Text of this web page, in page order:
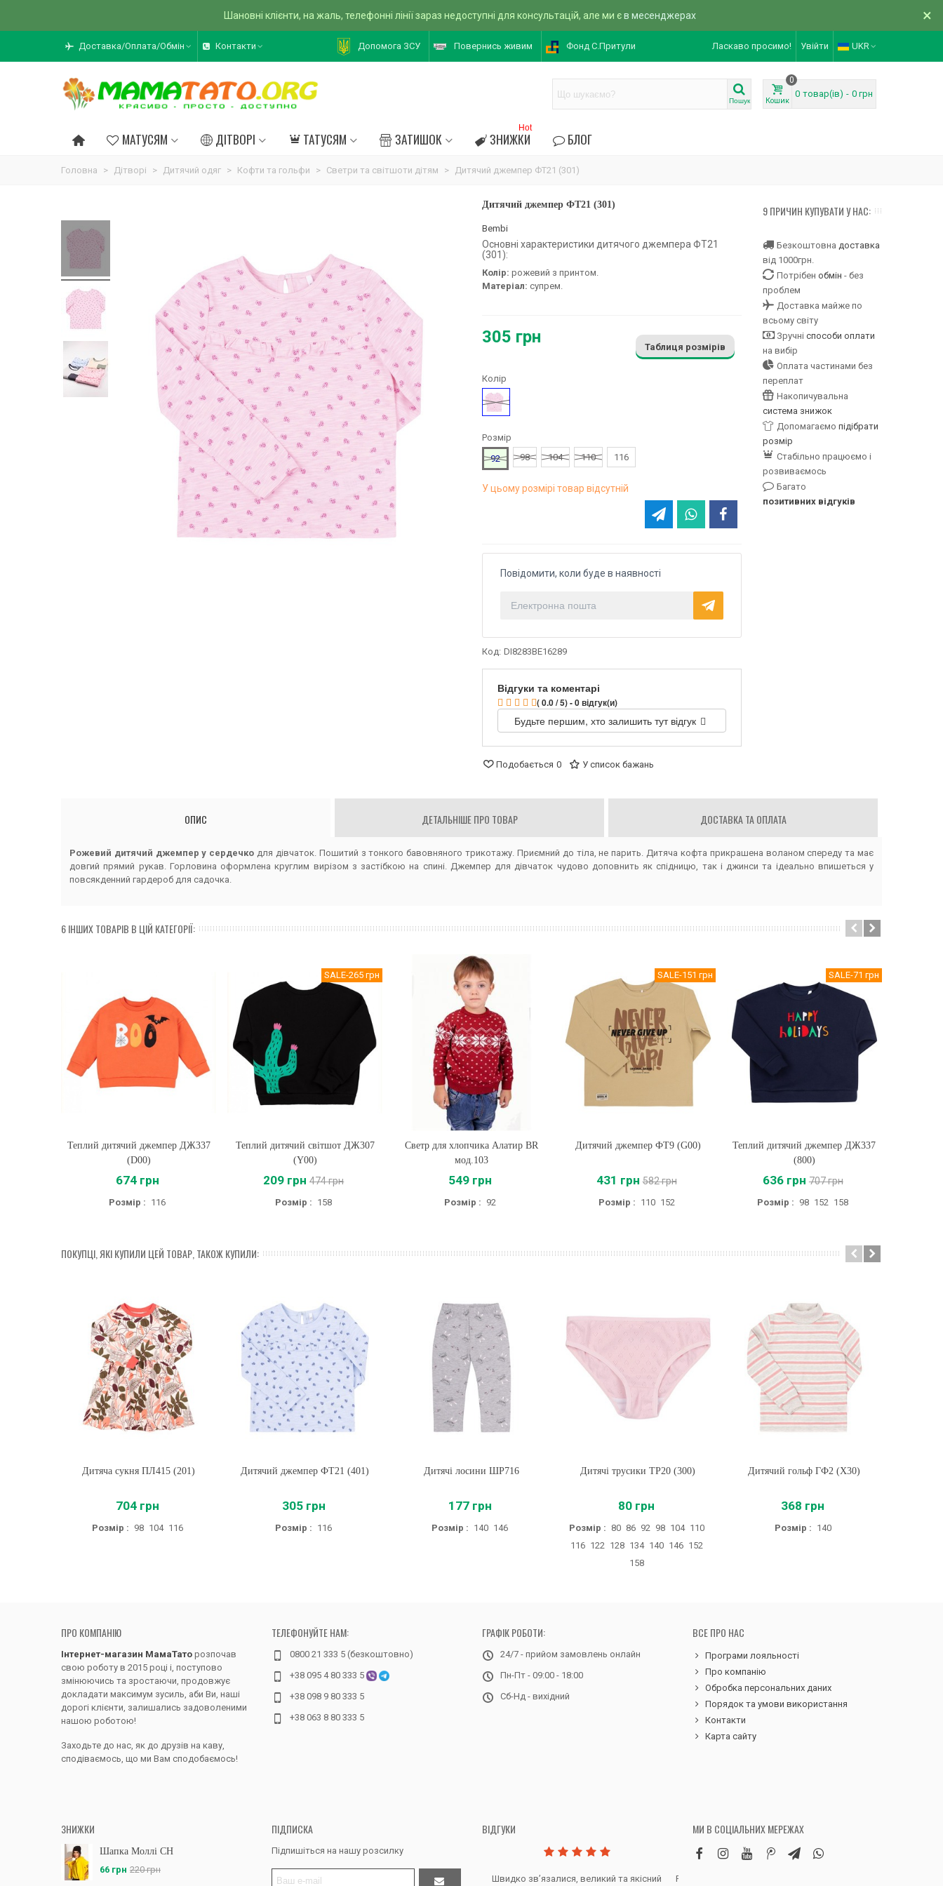
Шановні клієнти, на жаль, телефонні лінії зараз недоступні для консультацій, але ми єв месенджерах ×
Доставка/Оплата/Обмін Контакти Допомога ЗСУ Повернись живим Фонд С.Притули Ласкаво просимо! Увійти UKR
Пошук Кошик
0
0 товар(ів) - 0 грн
МАТУСЯМ ДІТВОРІ ТАТУСЯМ ЗАТИШОК ЗНИЖКИ
Hot
БЛОГ
Головна > Дітворі > Дитячий одяг > Кофти та гольфи > Светри та світшоти дітям > Дитячий джемпер ФТ21 (301)
Дитячий джемпер ФТ21 (301)
Bembi
Основні характеристики дитячого джемпера ФТ21
(301):
Колір: рожевий з принтом.
Матеріал: супрем.
305 грн
Таблиця розмірів
Колір
Рожевий
Розмір
92
98 104 110 116
У цьому розмірі товар відсутній
Повідомити, коли буде в наявності
Код: DI8283BE16289
Відгуки та коментарі
( 0.0 / 5) - 0 відгук(и)
Будьте першим, хто залишить тут відгук
Подобається 0 У список бажань
9 ПРИЧИН КУПУВАТИ У НАС:
Безкоштовна доставка
від 1000грн.
Потрібен обмін - без
проблем
Доставка майже по
всьому світу
Зручні способи оплати
на вибір
Оплата частинами без
переплат
Накопичувальна
система знижок
Допомагаємо підібрати
розмір
Стабільно працюємо і
розвиваємось
Багато
позитивних відгуків
ОПИС ДЕТАЛЬНІШЕ ПРО ТОВАР ДОСТАВКА ТА ОПЛАТА
Рожевий дитячий джемпер у сердечко для дівчаток. Пошитий з тонкого бавовняного трикотажу. Приємний до тіла, не парить. Дитяча кофта прикрашена воланом спереду та має
довгий прямий рукав. Горловина оформлена круглим вирізом з застібкою на спині. Джемпер для дівчаток чудово доповнить як спідницю, так і джинси та ідеально впишеться у
повсякденний гардероб для садочка.
6 ІНШИХ ТОВАРІВ В ЦІЙ КАТЕГОРІЇ:
Купити
Теплий дитячий джемпер ДЖ337
(D00)
674 грн
Розмір : 116
SALE-265 грн
Купити
Теплий дитячий світшот ДЖ307
(Y00)
209 грн 474 грн
Розмір : 158
Купити
Светр для хлопчика Алатир BR
мод.103
549 грн
Розмір : 92
SALE-151 грн
Купити
Дитячий джемпер ФТ9 (G00)
431 грн 582 грн
Розмір : 110 152
SALE-71 грн
Купити
Теплий дитячий джемпер ДЖ337
(800)
636 грн 707 грн
Розмір : 98 152 158
ПОКУПЦІ, ЯКІ КУПИЛИ ЦЕЙ ТОВАР, ТАКОЖ КУПИЛИ:
Купити
Дитяча сукня ПЛ415 (201)
704 грн
Розмір : 98 104 116
Купити
Дитячий джемпер ФТ21 (401)
305 грн
Розмір : 116
Купити
Дитячі лосини ШР716
177 грн
Розмір : 140 146
Купити
Дитячі трусики ТР20 (300)
80 грн
Розмір : 80 86 92 98 104 110
116 122 128 134 140 146 152
158
Купити
Дитячий гольф ГФ2 (X30)
368 грн
Розмір : 140
ПРО КОМПАНІЮ
Інтернет-магазин МамаТато розпочав
свою роботу в 2015 році і, поступово
змінюючись та зростаючи, продовжує
докладати максимум зусиль, аби Ви, наші
дорогі клієнти, залишались задоволеними
нашою роботою!
Заходьте до нас, як до друзів на каву,
сподіваємось, що ми Вам сподобаємось!
ТЕЛЕФОНУЙТЕ НАМ:
0800 21 333 5 (безкоштовно)
+38 095 4 80 333 5
+38 098 9 80 333 5
+38 063 8 80 333 5
ГРАФІК РОБОТИ:
24/7 - прийом замовлень онлайн
Пн-Пт - 09:00 - 18:00
Сб-Нд - вихідний
ВСЕ ПРО НАС
Програми лояльності
Про компанію
Обробка персональних даних
Порядок та умови використання
Контакти
Карта сайту
ЗНИЖКИ
Шапка Моллі CH
66 грн 220 грн
ПІДПИСКА
Підпишіться на нашу розсилку
ВІДГУКИ
Дякую за все, продавець супер. Швидко звʼязалися, великий та якісний Робила замовлення дитячих вельветових
МИ В СОЦІАЛЬНИХ МЕРЕЖАХ